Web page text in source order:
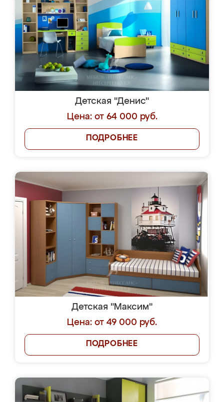
Детская "Денис"
Цена: от 64 000 руб.
ПОДРОБНЕЕ
Детская "Максим"
Цена: от 49 000 руб.
ПОДРОБНЕЕ